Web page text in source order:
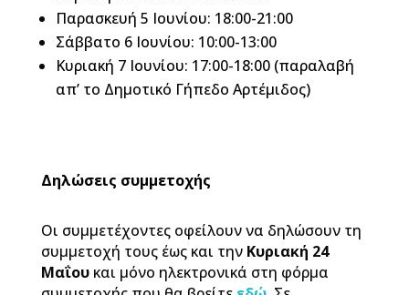
Παρασκευή 5 Ιουνίου: 18:00-21:00
Σάββατο 6 Ιουνίου: 10:00-13:00
Κυριακή 7 Ιουνίου: 17:00-18:00 (παραλαβή
απ’ το Δημοτικό Γήπεδο Αρτέμιδος)
Δηλώσεις συμμετοχής
Οι συμμετέχοντες οφείλουν να δηλώσουν τη
συμμετοχή τους έως και την Κυριακή 24
Μαΐου και μόνο ηλεκτρονικά στη φόρμα